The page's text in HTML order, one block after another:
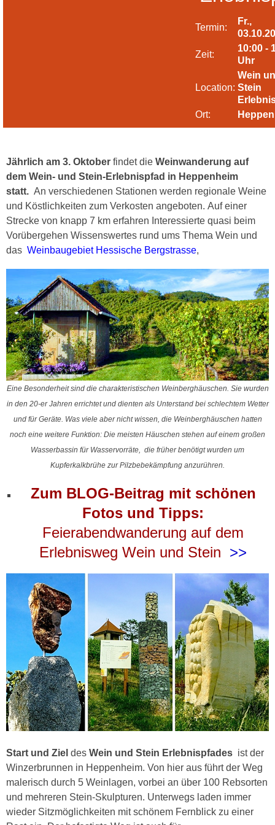
Termin:
Fr.,
Zeit:
10:00 -
Uhr
Location:
Wein
Stein
Ort:
Jährlich am 3. Oktober findet die Weinwanderung auf
dem Wein- und Stein-Erlebnispfad in Heppenheim
statt. An verschiedenen Stationen werden regionale Weine
und Köstlichkeiten zum Verkosten angeboten. Auf einer
Strecke von knapp 7 km erfahren Interessierte quasi beim
Vorübergehen Wissenswertes rund ums Thema Wein und
das Weinbaugebiet Hessische Bergstrasse,
Eine Besonderheit sind die charakteristischen Weinberghäuschen. Sie wurden
in den 20-er Jahren errichtet und dienten als Unterstand bei schlechtem Wetter
und für Geräte. Was viele aber nicht wissen, die Weinberghäuschen hatten
noch eine weitere Funktion: Die meisten Häuschen stehen auf einem großen
Wasserbassin für Wasservorräte, die früher benötigt wurden um
Kupferkalkbrühe zur Pilzbebekämpfung anzurühren.
Zum BLOG-Beitrag mit schönen
Fotos und Tipps:
Feierabendwanderung auf dem
Erlebnisweg Wein und Stein >>
Start und Ziel des Wein und Stein Erlebnispfades ist der
Winzerbrunnen in Heppenheim. Von hier aus führt der Weg
malerisch durch 5 Weinlagen, vorbei an über 100 Rebsorten
und mehreren Stein-Skulpturen. Unterwegs laden immer
wieder Sitzmöglichkeiten mit schönem Fernblick zu einer